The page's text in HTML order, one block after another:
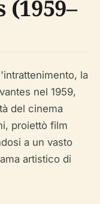
la
nel 1959,
del cinema
proiettò film
a un vasto
artistico di